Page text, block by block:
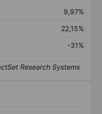
9,97%
22,15%
-31%